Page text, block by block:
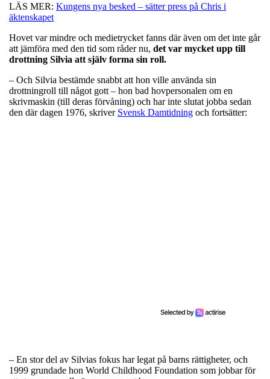
LÄS MER: Kungens nya besked – sätter press på Chris i
äktenskapet
Hovet var mindre och medietrycket fanns där även om det inte går
att jämföra med den tid som råder nu, det var mycket upp till
drottning Silvia att själv forma sin roll.
– Och Silvia bestämde snabbt att hon ville använda sin
drottningroll till något gott – hon bad hovpersonalen om en
skrivmaskin (till deras förvåning) och har inte slutat jobba sedan
den där dagen 1976, skriver Svensk Damtidning och fortsätter:
– En stor del av Silvias fokus har legat på barns rättigheter, och
1999 grundade hon World Childhood Foundation som jobbar för